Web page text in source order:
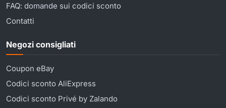
FAQ: domande sui codici sconto
Contatti
Negozi consigliati
Coupon eBay
Codici sconto AliExpress
Codici sconto Privé by Zalando